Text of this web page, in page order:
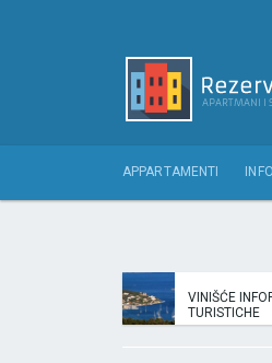
APPARTAMENTI
VINIŠĆE
TURISTICHE